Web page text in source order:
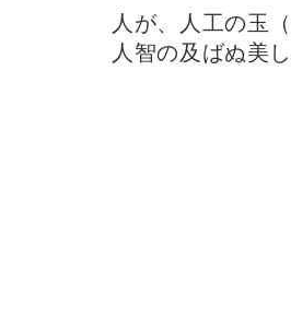
人が、人工の玉
人智の及ばぬ美